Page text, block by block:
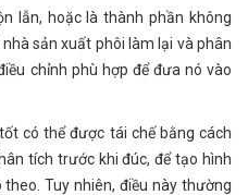
lẫn, hoặc là thành phần không
sản xuất phôi làm lại và phân
chỉnh phù hợp để đưa nó vào
có thể được tái chế bằng cách
tích trước khi đúc, để tạo hình
Tuy nhiên, điều này thường